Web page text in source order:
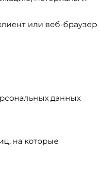
или веб-браузер
данных
на которые